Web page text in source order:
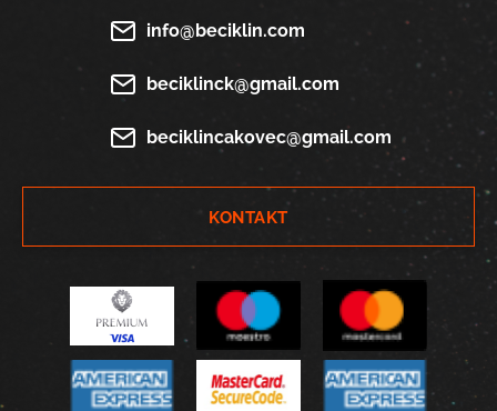
info@beciklin.com
beciklinck@gmail.com
beciklincakovec@gmail.com
KONTAKT